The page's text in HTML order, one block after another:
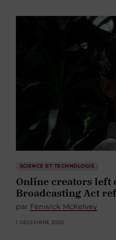
SCIENCE ET TECHNOLOGIE
Online creators left
Broadcasting Act
par Fenwick McKelvey
1 DÉCEMBRE 2020